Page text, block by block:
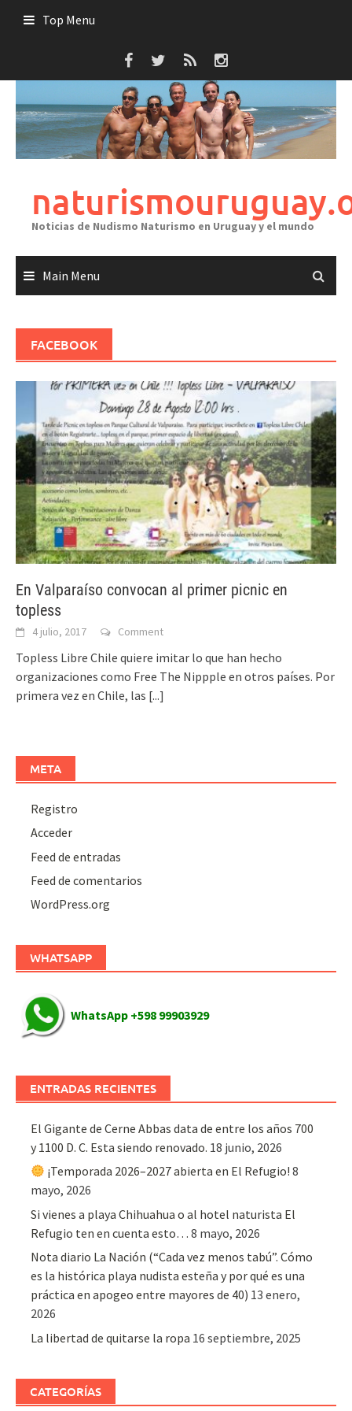
Top Menu
Noticias de Nudismo Naturismo en Uruguay y el mundo
Main Menu
FACEBOOK
En Valparaíso convocan al primer picnic en
topless
4 julio, 2017 Comment
Topless Libre Chile quiere imitar lo que han hecho
organizaciones como Free The Nippple en otros países. Por
primera vez en Chile, las [...]
META
Registro
Acceder
Feed de entradas
Feed de comentarios
WordPress.org
WHATSAPP
WhatsApp +598 99903929
ENTRADAS RECIENTES
El Gigante de Cerne Abbas data de entre los años 700
y 1100 D. C. Esta siendo renovado. 18 junio, 2026
¡Temporada 2026–2027 abierta en El Refugio! 8
mayo, 2026
Si vienes a playa Chihuahua o al hotel naturista El
Refugio ten en cuenta esto… 8 mayo, 2026
Nota diario La Nación (“Cada vez menos tabú”. Cómo
es la histórica playa nudista esteña y por qué es una
práctica en apogeo entre mayores de 40) 13 enero,
2026
La libertad de quitarse la ropa 16 septiembre, 2025
CATEGORÍAS